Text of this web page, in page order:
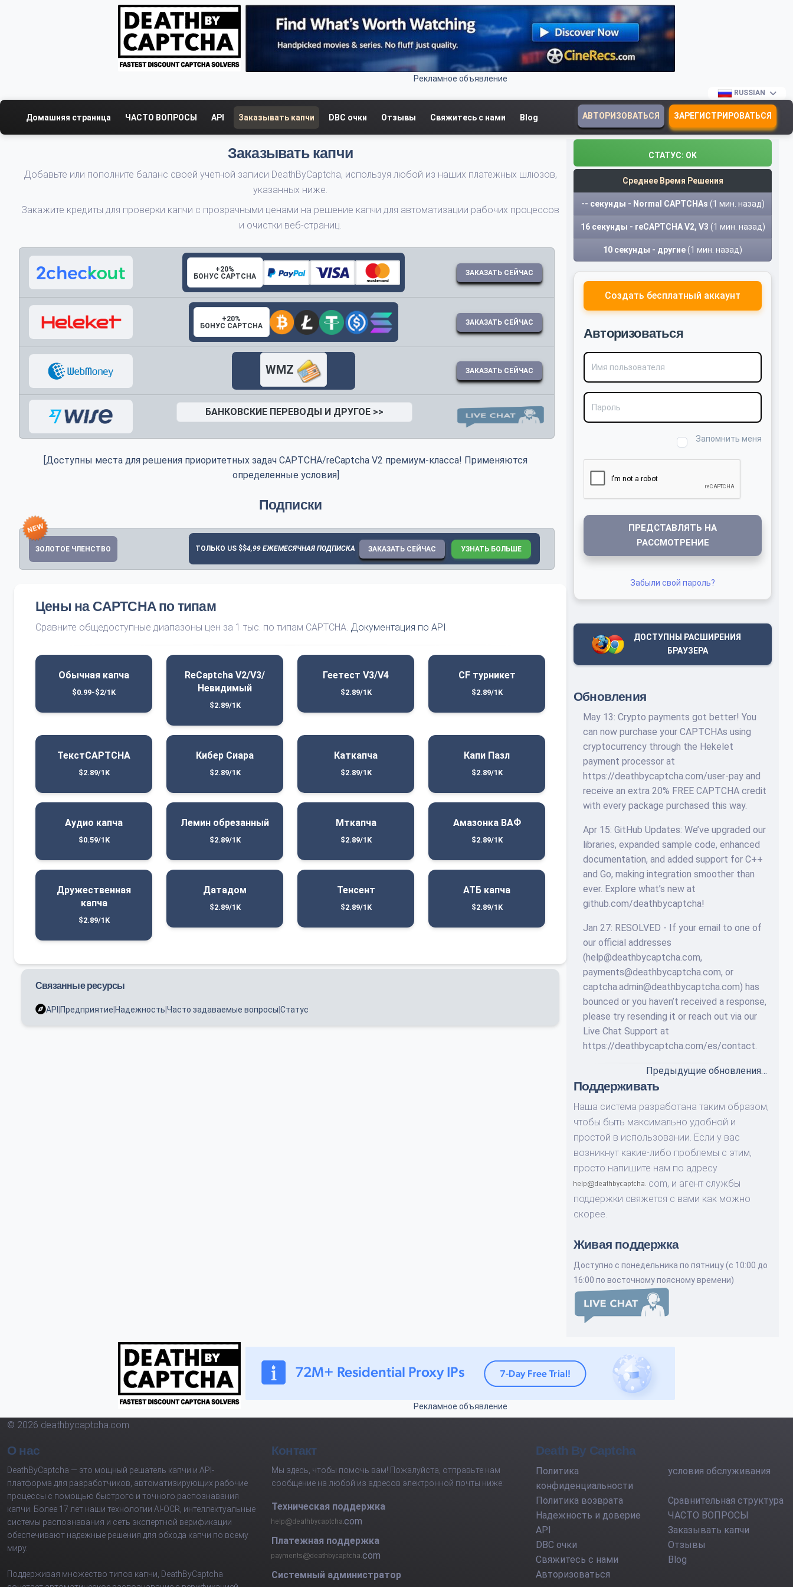
Рекламное объявление
RUSSIAN
Домашняя страница ЧАСТО ВОПРОСЫ API Заказывать капчи DBC очки Отзывы Свяжитесь с нами Blog АВТОРИЗОВАТЬСЯ ЗАРЕГИСТРИРОВАТЬСЯ
Заказывать капчи
Добавьте или пополните баланс своей учетной записи DeathByCaptcha, используя любой из наших платежных шлюзов,
указанных ниже.
Закажите кредиты для проверки капчи с прозрачными ценами на решение капчи для автоматизации рабочих процессов
и очистки веб-страниц.
+20%
БОНУС CAPTCHA
ЗАКАЗАТЬ СЕЙЧАС
+20%
БОНУС CAPTCHA
ЗАКАЗАТЬ СЕЙЧАС
WMZ ЗАКАЗАТЬ СЕЙЧАС
БАНКОВСКИЕ ПЕРЕВОДЫ И ДРУГОЕ >>
[Доступны места для решения приоритетных задач CAPTCHA/reCaptcha V2 премиум-класса! Применяются
определенные условия]
Подписки
ЗОЛОТОЕ ЧЛЕНСТВО ТОЛЬКО US $$4,99 ЕЖЕМЕСЯЧНАЯ ПОДПИСКА ЗАКАЗАТЬ СЕЙЧАС УЗНАТЬ БОЛЬШЕ
Цены на CAPTCHA по типам
Сравните общедоступные диапазоны цен за 1 тыс. по типам CAPTCHA. Документация по API .
Обычная капча
$0.99-$2/1K
ReCaptcha V2/V3/
Невидимый
$2.89/1K
Геетест V3/V4
$2.89/1K
CF турникет
$2.89/1K
ТекстCAPTCHA
$2.89/1K
Кибер Сиара
$2.89/1K
Каткапча
$2.89/1K
Капи Пазл
$2.89/1K
Аудио капча
$0.59/1K
Лемин обрезанный
$2.89/1K
Мткапча
$2.89/1K
Амазонка ВАФ
$2.89/1K
Дружественная
капча
$2.89/1K
Датадом
$2.89/1K
Тенсент
$2.89/1K
АТБ капча
$2.89/1K
Связанные ресурсы
API Предприятие Надежность Часто задаваемые вопросы Статус
СТАТУС: OK
Среднее Время Решения
-- секунды - Normal CAPTCHAs (1 мин. назад)
16 секунды - reCAPTCHA V2, V3 (1 мин. назад)
10 секунды - другие(1 мин. назад)
Создать бесплатный аккаунт
Авторизоваться
Имя пользователя
Пароль
Запомнить меня
ПРЕДСТАВЛЯТЬ НА
РАССМОТРЕНИЕ
Забыли свой пароль?
ДОСТУПНЫ РАСШИРЕНИЯ
БРАУЗЕРА
Обновления
May 13: Crypto payments got better! You
can now purchase your CAPTCHAs using
cryptocurrency through the Hekelet
payment processor at
https://deathbycaptcha.com/user-pay and
receive an extra 20% FREE CAPTCHA credit
with every package purchased this way.
Apr 15: GitHub Updates: We’ve upgraded our
libraries, expanded sample code, enhanced
documentation, and added support for C++
and Go, making integration smoother than
ever. Explore what’s new at
github.com/deathbycaptcha!
Jan 27: RESOLVED - If your email to one of
our official addresses
(help@deathbycaptcha.com,
payments@deathbycaptcha.com, or
captcha.admin@deathbycaptcha.com) has
bounced or you haven’t received a response,
please try resending it or reach out via our
Live Chat Support at
https://deathbycaptcha.com/es/contact.
Предыдущие обновления…
Поддерживать
Наша система разработана таким образом,
чтобы быть максимально удобной и
простой в использовании. Если у вас
возникнут какие-либо проблемы с этим,
просто напишите нам по адресу
com, и агент службы
поддержки свяжется с вами как можно
скорее.
Живая поддержка
Доступно с понедельника по пятницу (с 10:00 до
16:00 по восточному поясному времени)
Рекламное объявление
© 2026 deathbycaptcha.com
О нас
DeathByCaptcha — это мощный решатель капчи и API-
платформа для разработчиков, автоматизирующих рабочие
процессы с помощью быстрого и точного распознавания
капчи. Более 17 лет наши технологии AI-OCR, интеллектуальные
системы распознавания и сеть экспертной верификации
обеспечивают надежные решения для обхода капчи по всему
миру.
Поддерживая множество типов капчи, DeathByCaptcha
Контакт
Мы здесь, чтобы помочь вам! Пожалуйста, отправьте нам
сообщение на любой из адресов электронной почты ниже:
Техническая поддержка
com
Платежная поддержка
com
Системный администратор
Death By Captcha
Политика
конфиденциальности
условия обслуживания
Политика возврата
Сравнительная структура
Надежность и доверие
ЧАСТО ВОПРОСЫ
API
Заказывать капчи
DBC очки
Отзывы
Свяжитесь с нами
Blog
Авторизоваться